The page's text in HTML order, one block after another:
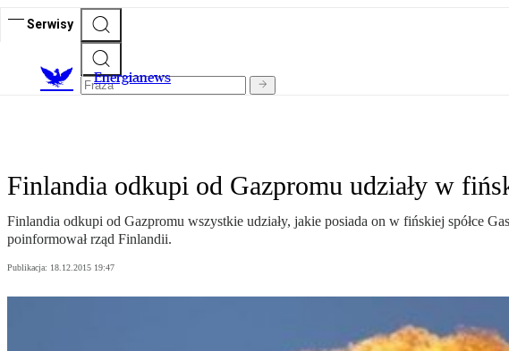
Serwisy
Energianews
Finlandia odkupi od Gazpromu udziały w
Finlandia odkupi od Gazpromu wszystkie udziały, jakie posiada on w fińskiej spółce
poinformował rząd Finlandii.
Publikacja: 18.12.2015 19:47